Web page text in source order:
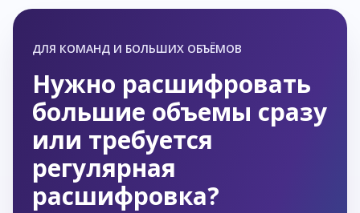
ДЛЯ КОМАНД И БОЛЬШИХ ОБЪЁМОВ
Нужно расшифровать
большие объемы сразу
или требуется
регулярная
расшифровка?